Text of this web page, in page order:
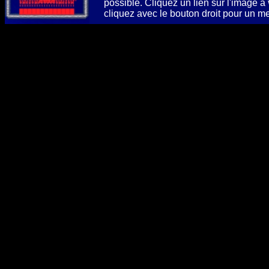
possible. Cliquez un lien sur l'image à
cliquez avec le bouton droit pour un